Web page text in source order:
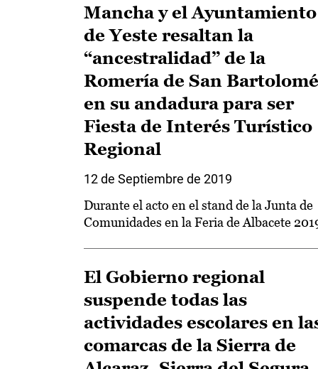
Mancha y el Ayuntamiento
de Yeste resaltan la
“ancestralidad” de la
Romería de San Bartolomé
en su andadura para ser
Fiesta de Interés Turístico
Regional
12 de Septiembre de 2019
Durante el acto en el stand de la Junta de
Comunidades en la Feria de Albacete
El Gobierno regional
suspende todas las
actividades escolares en
comarcas de la Sierra de